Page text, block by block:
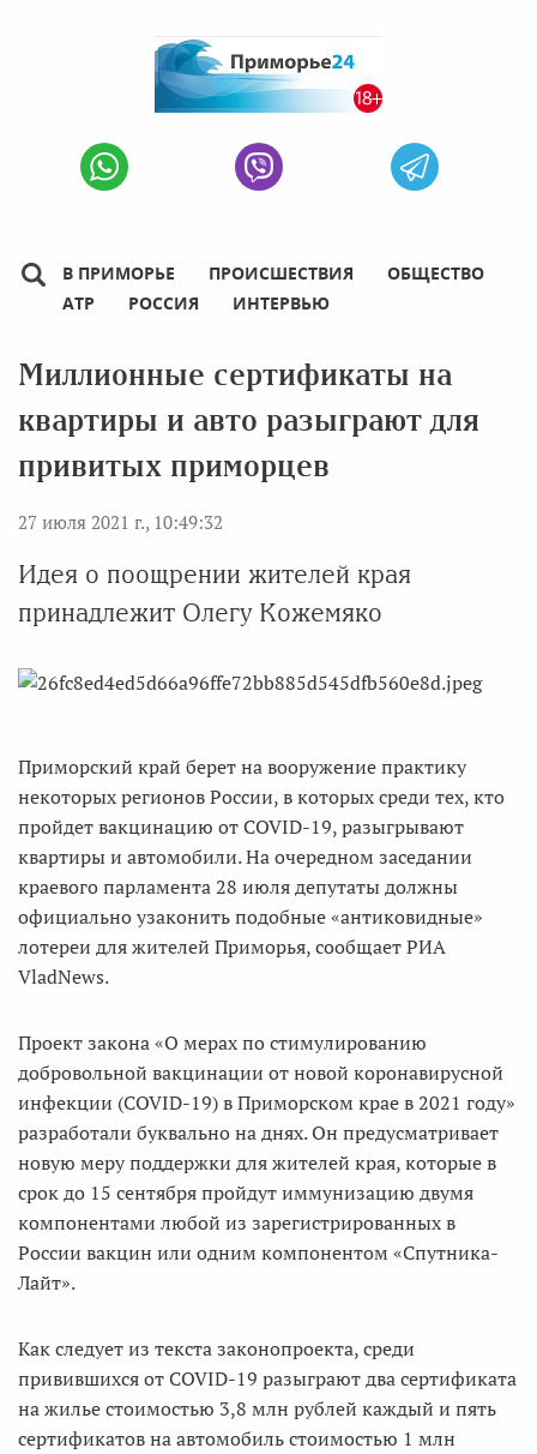
В ПРИМОРЬЕ ПРОИСШЕСТВИЯ
ОБЩЕСТВО
АТР
РОССИЯ ИНТЕРВЬЮ
Миллионные сертификаты на
квартиры и авто разыграют для
привитых приморцев
27 июля 2021 г., 10:49:32
Идея о поощрении жителей края
принадлежит Олегу Кожемяко
Приморский край берет на вооружение практику
некоторых регионов России, в которых среди тех, кто
пройдет вакцинацию от COVID-19, разыгрывают
квартиры и автомобили. На очередном заседании
краевого парламента 28 июля депутаты должны
официально узаконить подобные «антиковидные»
лотереи для жителей Приморья, сообщает РИА
VladNews.
Проект закона «О мерах по стимулированию
добровольной вакцинации от новой коронавирусной
инфекции (COVID-19) в Приморском крае в 2021 году»
разработали буквально на днях. Он предусматривает
новую меру поддержки для жителей края, которые в
срок до 15 сентября пройдут иммунизацию двумя
компонентами любой из зарегистрированных в
России вакцин или одним компонентом «Спутника-
Лайт».
Как следует из текста законопроекта, среди
привившихся от COVID-19 разыграют два сертификата
на жилье стоимостью 3,8 млн рублей каждый и пять
сертификатов на автомобиль стоимостью 1 млн